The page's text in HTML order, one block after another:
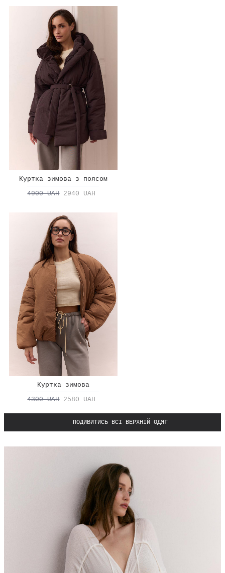
Куртка зимова з поясом
4900 UAH 2940 UAH
Куртка зимова
4300 UAH 2580 UAH
ПОДИВИТИСЬ ВСІ ВЕРХНІЙ ОДЯГ